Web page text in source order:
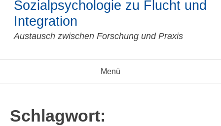
Sozialpsychologie zu Flucht und
Integration
Austausch zwischen Forschung und Praxis
Menü
Schlagwort: